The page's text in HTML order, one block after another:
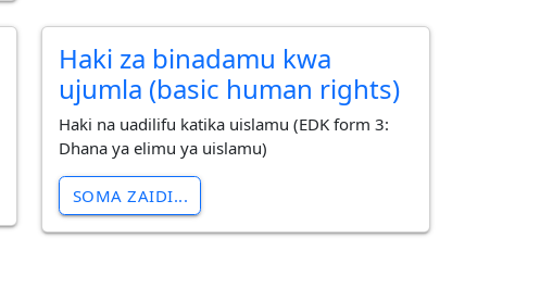
Haki za binadamu kwa
ujumla (basic human rights)
Haki na uadilifu katika uislamu (EDK form 3:
Dhana ya elimu ya uislamu)
SOMA ZAIDI...